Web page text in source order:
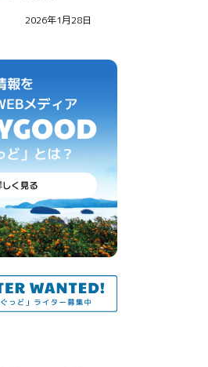
2026年1月28日